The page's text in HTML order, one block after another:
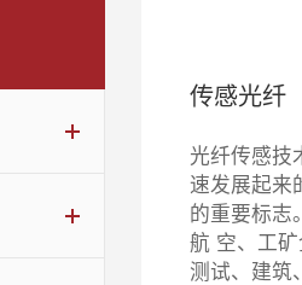
传感光纤
光纤传感技
速发展起来
的重要标志
航 空、工
测试、建筑